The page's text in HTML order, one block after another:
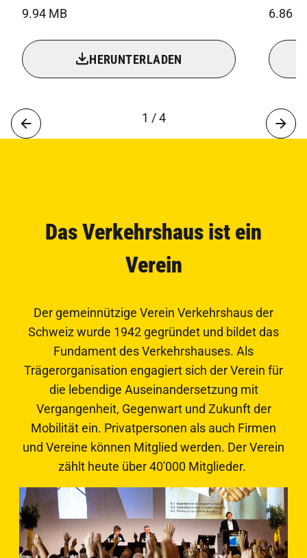
9.94 MB
HERUNTERLADEN
6.86
1 / 4
Das Verkehrshaus ist ein
Verein
Der gemeinnützige Verein Verkehrshaus der
Schweiz wurde 1942 gegründet und bildet das
Fundament des Verkehrshauses. Als
Trägerorganisation engagiert sich der Verein für
die lebendige Auseinandersetzung mit
Vergangenheit, Gegenwart und Zukunft der
Mobilität ein. Privatpersonen als auch Firmen
und Vereine können Mitglied werden. Der Verein
zählt heute über 40'000 Mitglieder.